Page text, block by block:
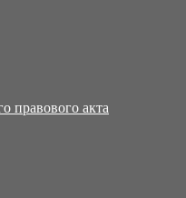
правового акта